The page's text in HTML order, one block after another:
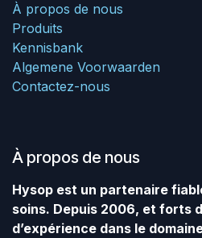
À propos de nous
Produits
Kennisbank
Algemene Voorwaarden
Contactez-nous
À propos de nous
Hysop est un partenaire
soins. Depuis 2006, et forts
d’expérience dans le